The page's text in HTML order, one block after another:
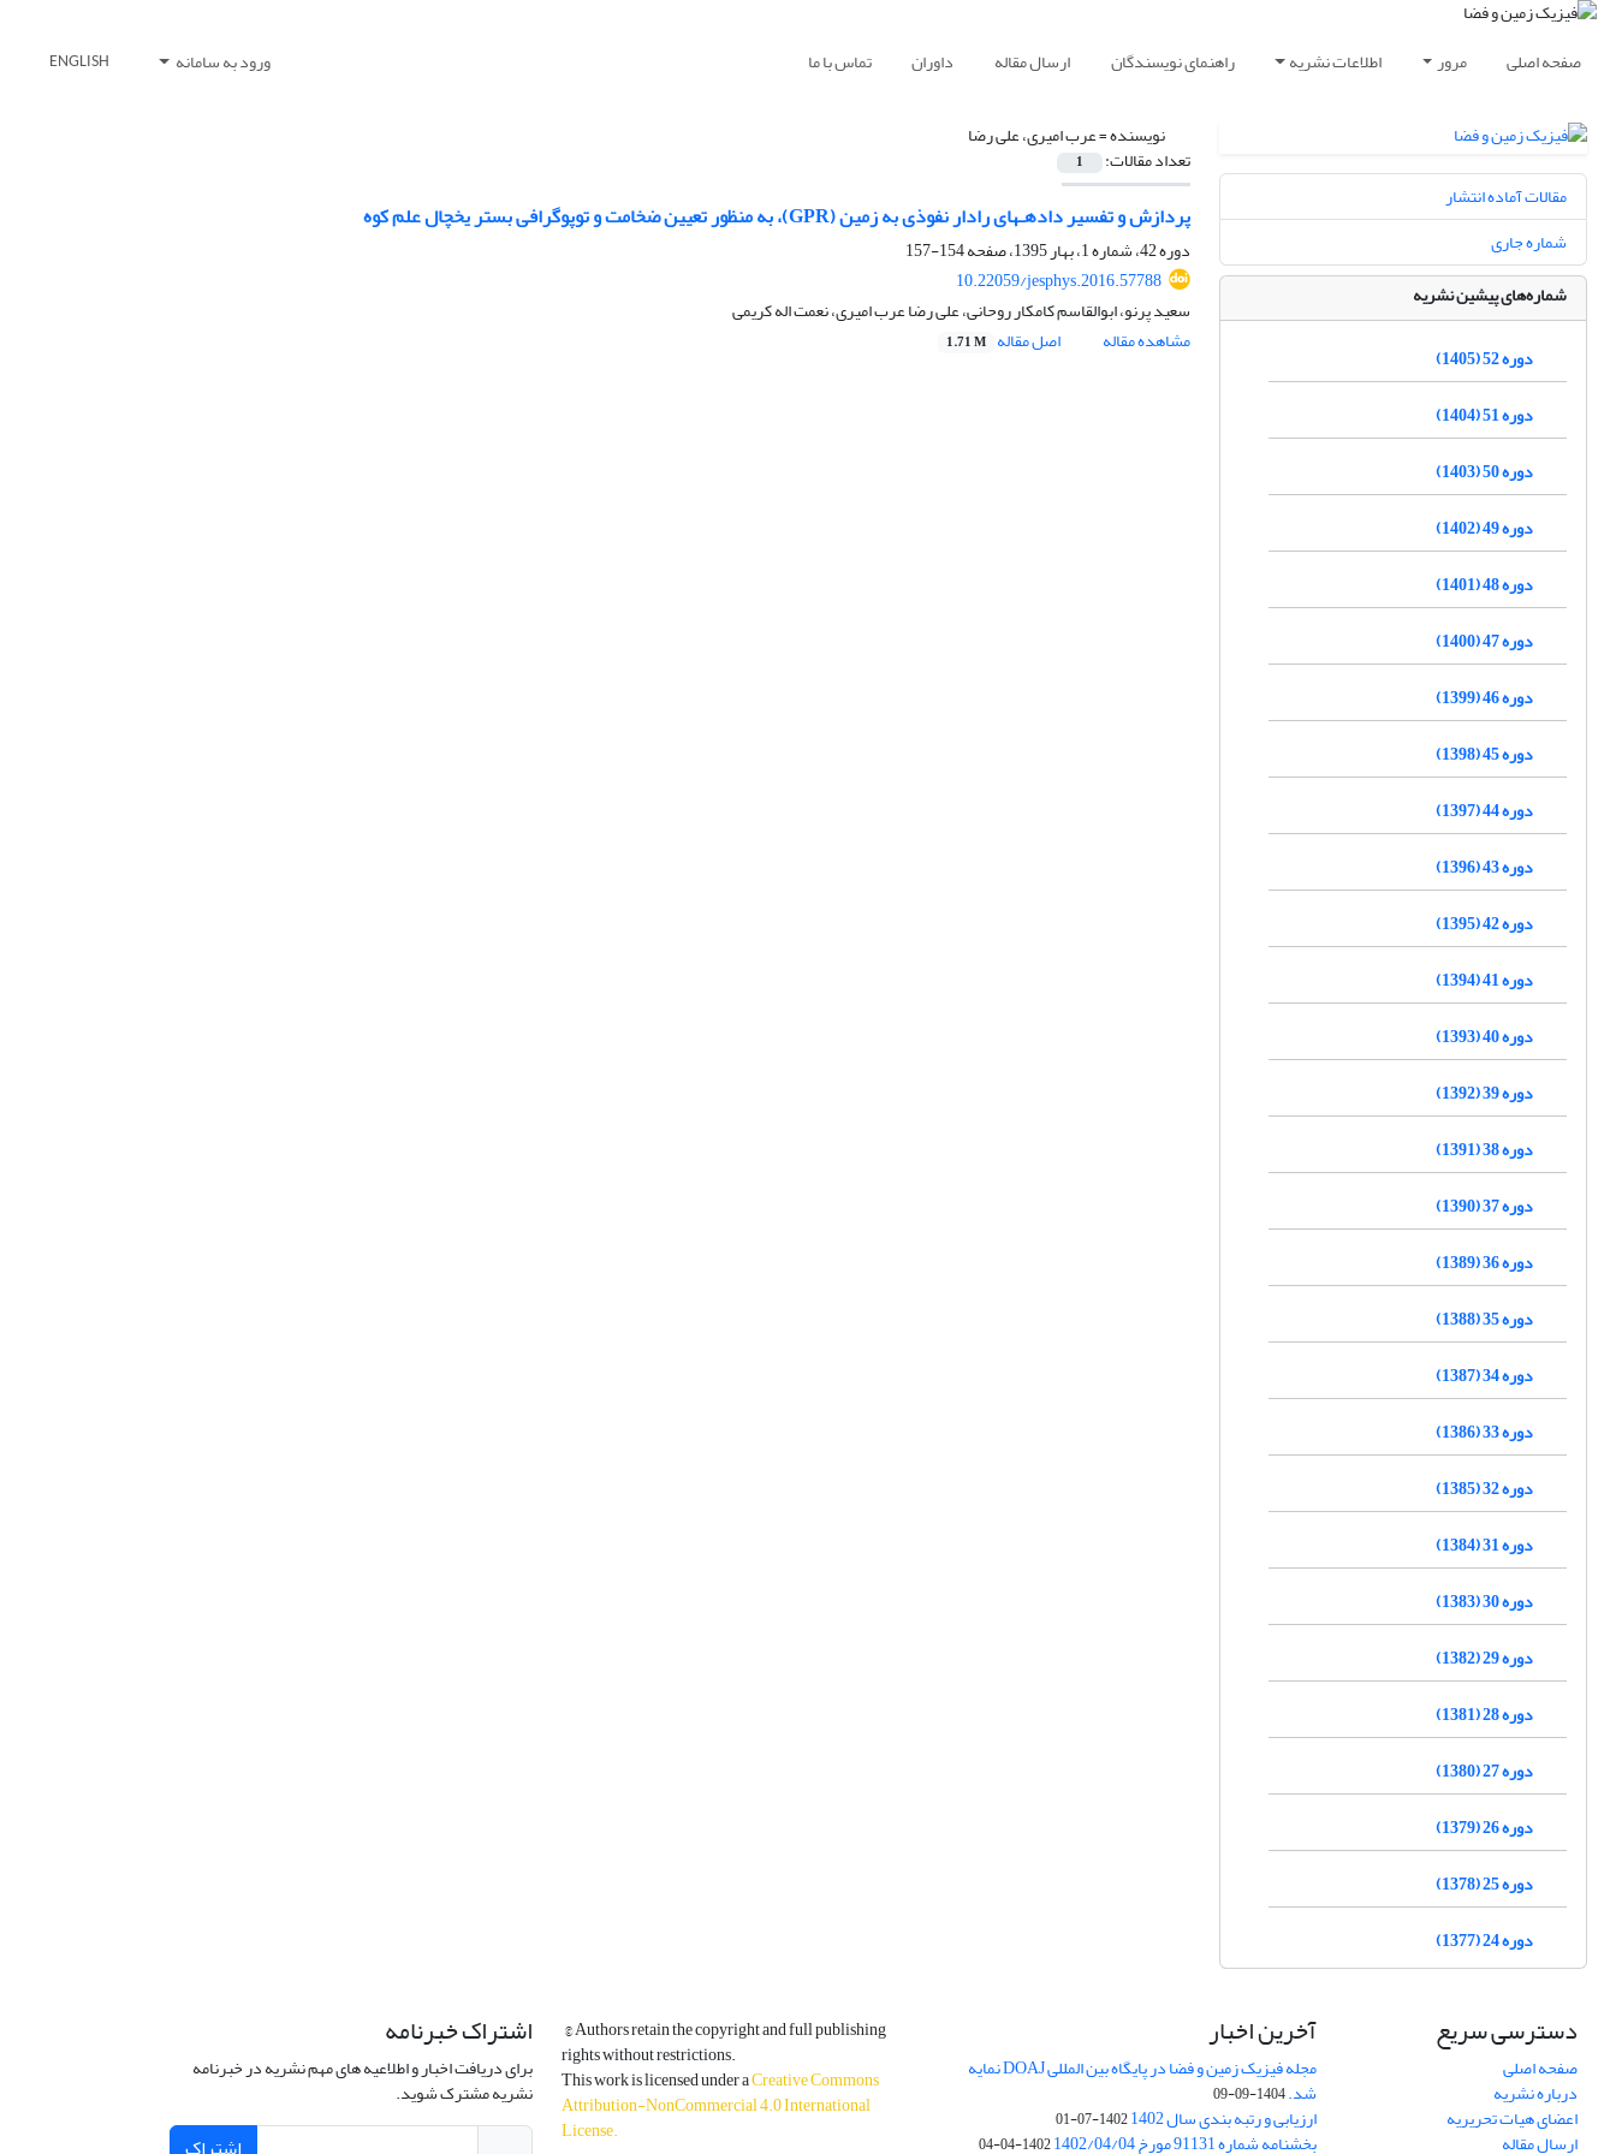
صفحه اصلی مرور اطلاعات نشریه راهنمای نویسندگان ارسال مقاله داوران تماس با ما ورود به سامانه ENGLISH
نویسنده =عرب امیری، علی رضا
تعداد مقالات: 1
پردازش و تفسیر دادهـهای رادار نفوذی به زمین (GPR)، به منظور تعیین ضخامت و توپوگرافی بستر یخچال علم کوه
دوره 42، شماره 1، بهار 1395، صفحه
154-157
10.22059/jesphys.2016.57788
سعید پرنو، ابوالقاسم کامکار روحانی، علی رضا عرب امیری، نعمت اله کریمی
مشاهده مقاله
اصل مقاله 1.71 M
مقالات آماده انتشار
شماره جاری
شماره‌های پیشین نشریه
دوره 52 (1405)
دوره 51 (1404)
دوره 50 (1403)
دوره 49 (1402)
دوره 48 (1401)
دوره 47 (1400)
دوره 46 (1399)
دوره 45 (1398)
دوره 44 (1397)
دوره 43 (1396)
دوره 42 (1395)
دوره 41 (1394)
دوره 40 (1393)
دوره 39 (1392)
دوره 38 (1391)
دوره 37 (1390)
دوره 36 (1389)
دوره 35 (1388)
دوره 34 (1387)
دوره 33 (1386)
دوره 32 (1385)
دوره 31 (1384)
دوره 30 (1383)
دوره 29 (1382)
دوره 28 (1381)
دوره 27 (1380)
دوره 26 (1379)
دوره 25 (1378)
دوره 24 (1377)
دسترسی سریع
صفحه اصلی
درباره نشریه
اعضای هیات تحریریه
ارسال مقاله
آخرین اخبار
مجله فیزیک زمین و فضا در پایگاه بین المللی DOAJ نمایه
شد.1404-09-09
ارزیابی و رتبه بندی سال 1402 1402-07-01
بخشنامه شماره 91131 مورخ 1402/04/04 1402-04-04
© Authors retain the copyright and full publishing
rights without restrictions.
This work is licensed under aCreative Commons
Attribution-NonCommercial 4.0 International
License.
اشتراک خبرنامه
برای دریافت اخبار و اطلاعیه های مهم نشریه در خبرنامه
نشریه مشترک شوید.